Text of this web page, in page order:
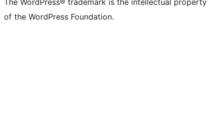
The WordPress® trademark is the intellectual property
of the WordPress Foundation.